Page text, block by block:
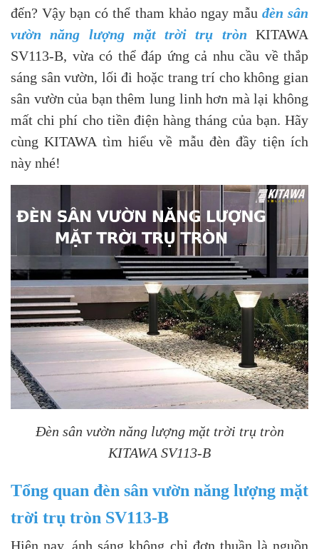
đến? Vậy bạn có thể tham khảo ngay mẫu đèn sân
vườn năng lượng mặt trời trụ tròn KITAWA
SV113-B, vừa có thể đáp ứng cả nhu cầu về thắp
sáng sân vườn, lối đi hoặc trang trí cho không gian
sân vườn của bạn thêm lung linh hơn mà lại không
mất chi phí cho tiền điện hàng tháng của bạn. Hãy
cùng KITAWA tìm hiểu về mẫu đèn đầy tiện ích
này nhé!
Đèn sân vườn năng lượng mặt trời trụ tròn
KITAWA SV113-B
Tổng quan đèn sân vườn năng lượng mặt
trời trụ tròn SV113-B
Hiện nay, ánh sáng không chỉ đơn thuần là nguồn